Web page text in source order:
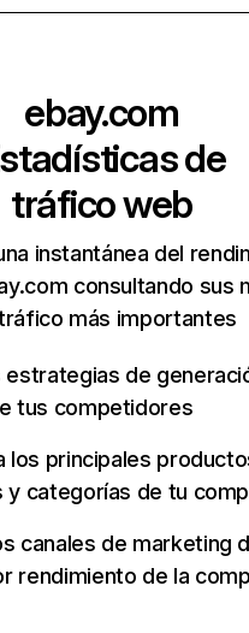
ebay.com
de
tráfico web
instantánea del
consultando sus
más importantes
estrategias de
tus competidores
los principales
y categorías de tu
canales de marketing
rendimiento de la